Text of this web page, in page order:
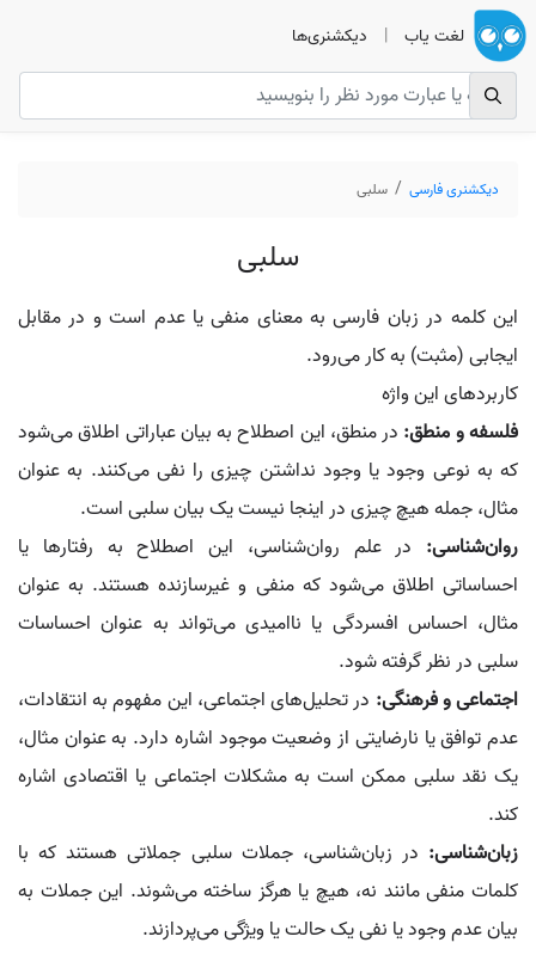
لغت یاب | دیکشنری‌ها
دیکشنری فارسی سلبی
سلبی
این کلمه در زبان فارسی به معنای منفی یا عدم است و در مقابل
ایجابی (مثبت) به کار می‌رود.
کاربردهای این واژه
فلسفه و منطق: در منطق، این اصطلاح به بیان عباراتی اطلاق می‌شود
که به نوعی وجود یا وجود نداشتن چیزی را نفی می‌کنند. به عنوان
مثال، جمله هیچ چیزی در اینجا نیست یک بیان سلبی است.
روان‌شناسی: در علم روان‌شناسی، این اصطلاح به رفتارها یا
احساساتی اطلاق می‌شود که منفی و غیرسازنده هستند. به عنوان
مثال، احساس افسردگی یا ناامیدی می‌تواند به عنوان احساسات
سلبی در نظر گرفته شود.
اجتماعی و فرهنگی: در تحلیل‌های اجتماعی، این مفهوم به انتقادات،
عدم توافق یا نارضایتی از وضعیت موجود اشاره دارد. به عنوان مثال،
یک نقد سلبی ممکن است به مشکلات اجتماعی یا اقتصادی اشاره
کند.
زبان‌شناسی: در زبان‌شناسی، جملات سلبی جملاتی هستند که با
کلمات منفی مانند نه، هیچ یا هرگز ساخته می‌شوند. این جملات به
بیان عدم وجود یا نفی یک حالت یا ویژگی می‌پردازند.